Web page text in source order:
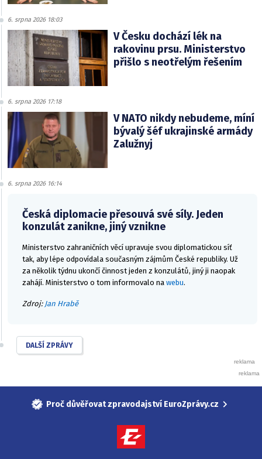
6. srpna 2026 18:03
V Česku dochází lék na
rakovinu prsu. Ministerstvo
přišlo s neotřelým řešením
6. srpna 2026 17:18
V NATO nikdy nebudeme, míní
bývalý šéf ukrajinské armády
Zalužnyj
6. srpna 2026 16:14
Česká diplomacie přesouvá své síly. Jeden
konzulát zanikne, jiný vznikne
Ministerstvo zahraničních věcí upravuje svou diplomatickou síť
tak, aby lépe odpovídala současným zájmům České republiky. Už
za několik týdnu ukončí činnost jeden z konzulátů, jiný ji naopak
zahájí. Ministerstvo o tom informovalo na webu.
Zdroj: Jan Hrabě
DALŠÍ ZPRÁVY
Proč důvěřovat zpravodajství EuroZprávy.cz